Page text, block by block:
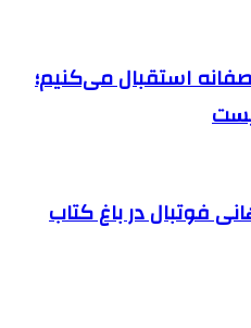
استقبال می‌کنیم؛
فوتبال در باغ کتاب